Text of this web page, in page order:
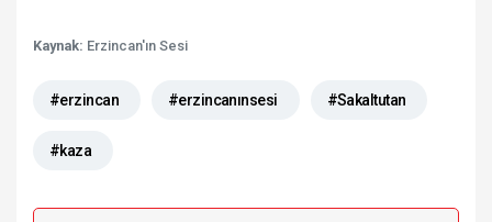
Kaynak: Erzincan'ın Sesi
#erzincan #erzincanınsesi #Sakaltutan
#kaza